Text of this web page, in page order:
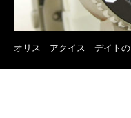
オリス アクイス デイトの